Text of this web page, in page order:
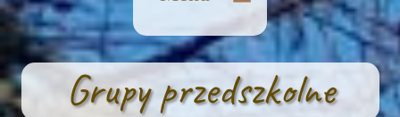
Grupy przedszkolne